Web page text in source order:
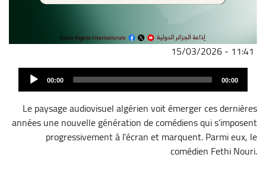
15/03/2026 - 11:41
ملف
الصوت
00:00 00:00
Le paysage audiovisuel algérien voit émerger ces dernières
années une nouvelle génération de comédiens qui s’imposent
progressivement à l’écran et marquent. Parmi eux, le
comédien Fethi Nouri.